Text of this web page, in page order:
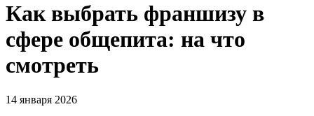
Как выбрать франшизу в
сфере общепита: на что
смотреть
14 января 2026